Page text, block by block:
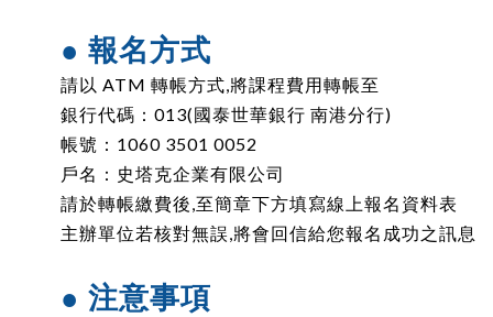
● 報名方式
請以 ATM 轉帳方式,將課程費用轉帳至
銀行代碼：013(國泰世華銀行 南港分行)
帳號：1060 3501 0052
戶名：史塔克企業有限公司
請於轉帳繳費後,至簡章下方填寫線上報名資料表
主辦單位若核對無誤,將會回信給您報名成功之訊息
● 注意事項